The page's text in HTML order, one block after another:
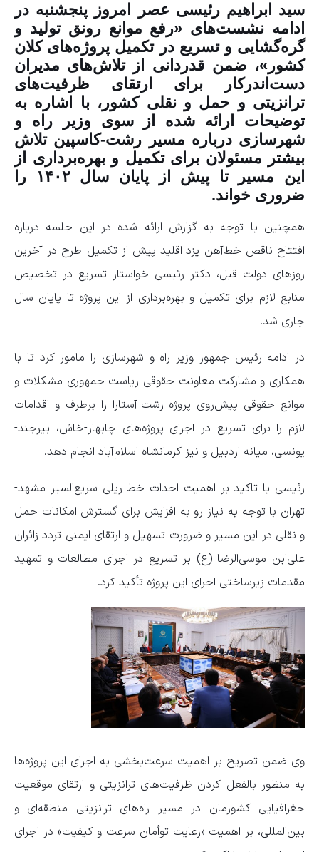
سید ابراهیم رئیسی عصر امروز پنجشنبه در
ادامه نشست‌های «رفع موانع رونق تولید و
گره‌گشایی و تسریع در تکمیل پروژه‌های کلان
کشور»، ضمن قدردانی از تلاش‌های مدیران
دست‌اندرکار برای ارتقای ظرفیت‌های
ترانزیتی و حمل و نقلی کشور، با اشاره به
توضیحات ارائه شده از سوی وزیر راه و
شهرسازی درباره مسیر رشت-کاسپین تلاش
بیشتر مسئولان برای تکمیل و بهره‌برداری از
این مسیر تا پیش از پایان سال ۱۴۰۲ را
ضروری خواند.
همچنین با توجه به گزارش ارائه شده در این جلسه درباره
افتتاح ناقص خط‌آهن یزد-اقلید پیش از تکمیل طرح در آخرین
روزهای دولت قبل، دکتر رئیسی خواستار تسریع در تخصیص
منابع لازم برای تکمیل و بهره‌برداری از این پروژه تا پایان سال
جاری شد.
در ادامه رئیس جمهور وزیر راه و شهرسازی را مامور کرد تا با
همکاری و مشارکت معاونت حقوقی ریاست جمهوری مشکلات و
موانع حقوقی پیش‌روی پروژه رشت-آستارا را برطرف و اقدامات
لازم را برای تسریع در اجرای پروژه‌های چابهار-خاش، بیرجند-
یونسی، میانه-اردبیل و نیز کرمانشاه-اسلام‌آباد انجام دهد.
رئیسی با تاکید بر اهمیت احداث خط ریلی سریع‌السیر مشهد-
تهران با توجه به نیاز رو به افزایش برای گسترش امکانات حمل
و نقلی در این مسیر و ضرورت تسهیل و ارتقای ایمنی تردد زائران
علی‌ابن موسی‌الرضا (ع) بر تسریع در اجرای مطالعات و تمهید
مقدمات زیرساختی اجرای این پروژه تأکید کرد.
وی ضمن تصریح بر اهمیت سرعت‌بخشی به اجرای این پروژه‌ها
به منظور بالفعل کردن ظرفیت‌های ترانزیتی و ارتقای موقعیت
جغرافیایی کشورمان در مسیر راه‌های ترانزیتی منطقه‌ای و
بین‌المللی، بر اهمیت «رعایت توأمان سرعت و کیفیت» در اجرای